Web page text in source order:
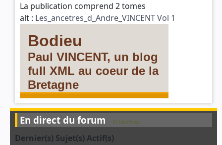
La publication comprend 2 tomes
alt : Les_ancetres_d_Andre_VINCENT Vol 1
En direct du forum 61 Membres
Dernier(s) Sujet(s) Actif(s)